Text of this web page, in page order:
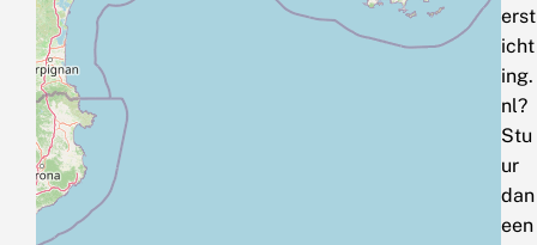
erst
icht
ing.
nl?
Stu
ur
dan
een